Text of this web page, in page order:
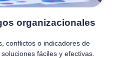
organizacionales
conflictos o indicadores de
fáciles y efectivas.